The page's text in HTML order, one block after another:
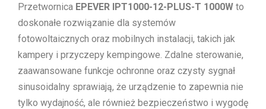
Przetwornica EPEVER IPT1000-12-PLUS-T 1000W to
doskonałe rozwiązanie dla systemów
fotowoltaicznych oraz mobilnych instalacji, takich jak
kampery i przyczepy kempingowe. Zdalne sterowanie,
zaawansowane funkcje ochronne oraz czysty sygnał
sinusoidalny sprawiają, że urządzenie to zapewnia nie
tylko wydajność, ale również bezpieczeństwo i wygodę